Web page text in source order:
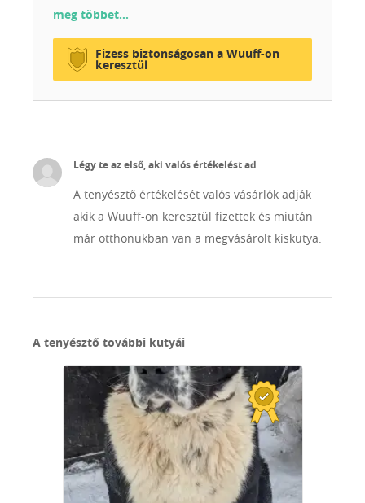
meg többet…
Fizess biztonságosan a Wuuff-on
keresztül
Légy te az első, aki valós értékelést ad
A tenyésztő értékelését valós vásárlók adják
akik a Wuuff-on keresztül fizettek és miután
már otthonukban van a megvásárolt kiskutya.
A tenyésztő további kutyái